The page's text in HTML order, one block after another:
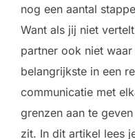
nog een aantal
Want als jij niet
partner ook niet
belangrijkste in een
communicatie met
grenzen aan te
zit. In dit artikel lees